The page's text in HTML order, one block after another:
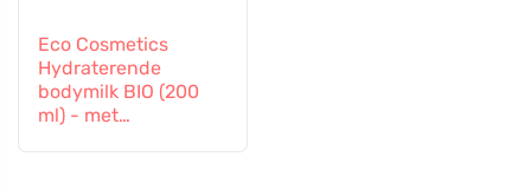
Eco Cosmetics
Hydraterende
bodymilk BIO (200
ml) - met